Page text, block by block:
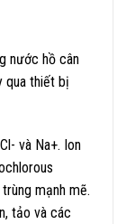
nước hồ cân
qua thiết bị
và Na+. Ion
mạnh mẽ.
tảo và các